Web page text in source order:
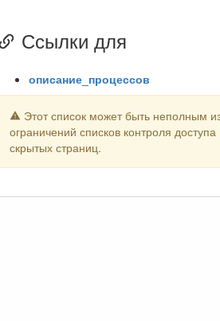
Ссылки для
описание_процессов
Этот список может быть неполным
ограничений списков контроля
скрытых страниц.